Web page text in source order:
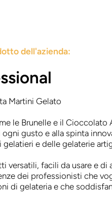
dell'azienda:
Martini Gelato
le Brunelle e il Cioccolato
gusto e alla spinta
e delle gelaterie
versatili, facili da usare e di
dei professionisti che
di gelateria e che